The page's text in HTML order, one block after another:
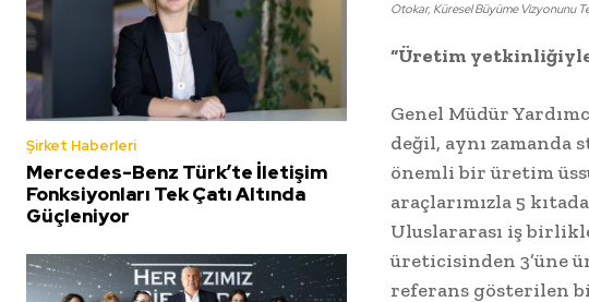
Şirket Haberleri
Mercedes-Benz Türk’te İletişim
Fonksiyonları Tek Çatı Altında
Güçleniyor
Otokar, Küresel Büyüme Vizyonunu
“Üretim
Genel Müdür
değil, aynı
önemli bir üretim
araçlarımızla 5
Uluslararası iş
üreticisinden 3’üne
referans gösterilen